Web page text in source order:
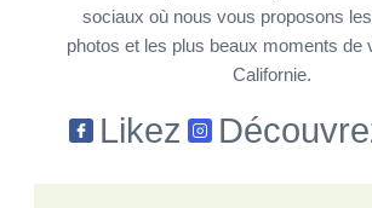
sociaux où nous vous proposons
photos et les plus beaux moments de
Californie.
Likez